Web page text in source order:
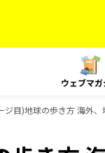
ウェブマ
ジ目)地球の歩き方 海外